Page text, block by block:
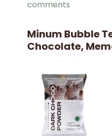
comments
Minum Bubble
Chocolate,